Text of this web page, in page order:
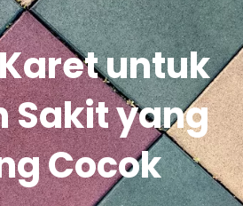
untuk
Sakit yang
Cocok